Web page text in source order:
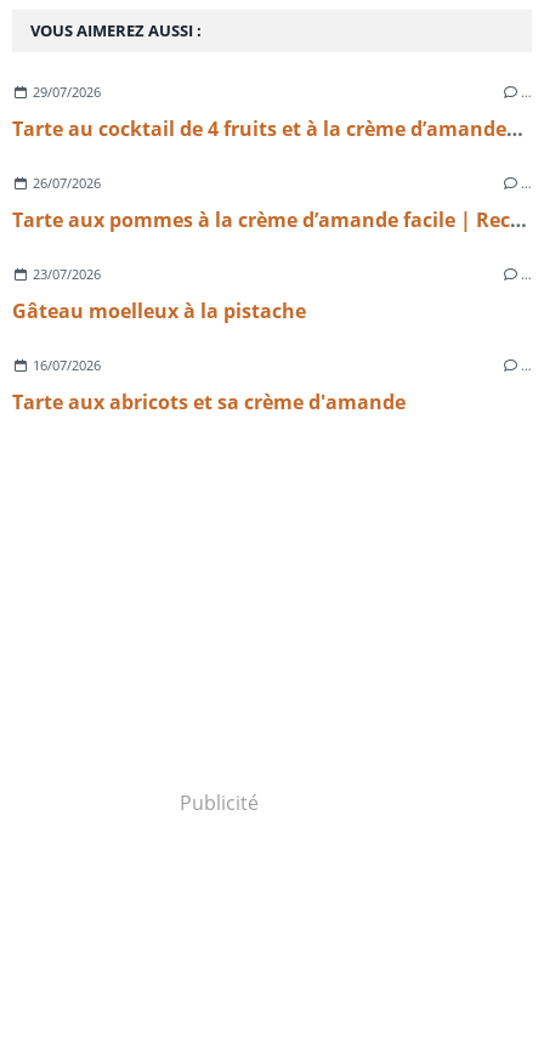
VOUS AIMEREZ AUSSI :
29/07/2026 …
Tarte au cocktail de 4 fruits et à la crème d’amandes légère
26/07/2026 …
Tarte aux pommes à la crème d’amande facile | Recette maison gourmande
23/07/2026 …
Gâteau moelleux à la pistache
16/07/2026 …
Tarte aux abricots et sa crème d'amande
Publicité